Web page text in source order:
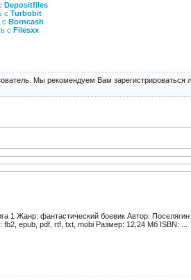
Depositfiles
с Turbobit
с Borncash
с Filesxx
Мы рекомендуем Вам зарегистрироваться
1 Жанр: фантастический боевик Автор:
epub, pdf, rtf, txt, mobi Размер: 12,24 Мб ISBN: ...